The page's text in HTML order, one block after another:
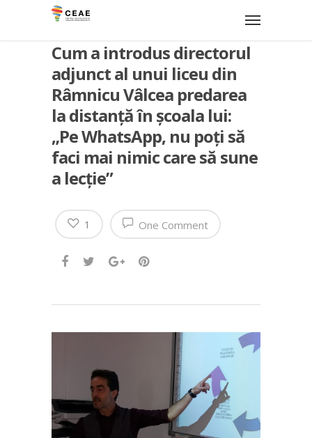
Cum a introdus directorul
adjunct al unui liceu din
Râmnicu Vâlcea predarea
la distanță în școala lui:
„Pe WhatsApp, nu poți să
faci mai nimic care să sune
a lecție”
One Comment
1